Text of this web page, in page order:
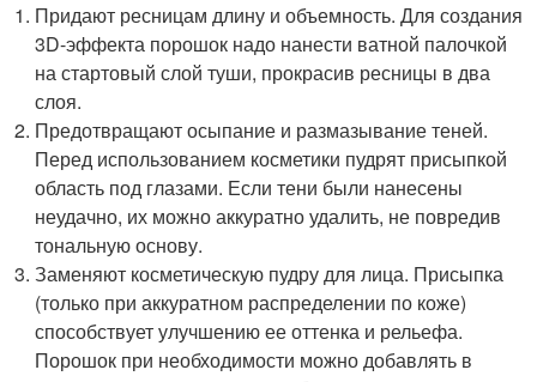
Придают ресницам длину и объемность. Для создания
3D-эффекта порошок надо нанести ватной палочкой
на стартовый слой туши, прокрасив ресницы в два
слоя.
Предотвращают осыпание и размазывание теней.
Перед использованием косметики пудрят присыпкой
область под глазами. Если тени были нанесены
неудачно, их можно аккуратно удалить, не повредив
тональную основу.
Заменяют косметическую пудру для лица. Присыпка
(только при аккуратном распределении по коже)
способствует улучшению ее оттенка и рельефа.
Порошок при необходимости можно добавлять в